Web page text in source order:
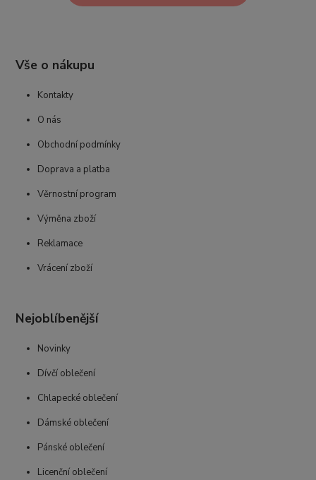
Vše o nákupu
Kontakty
O nás
Obchodní podmínky
Doprava a platba
Věrnostní program
Výměna zboží
Reklamace
Vrácení zboží
Nejoblíbenější
Novinky
Dívčí oblečení
Chlapecké oblečení
Dámské oblečení
Pánské oblečení
Licenční oblečení